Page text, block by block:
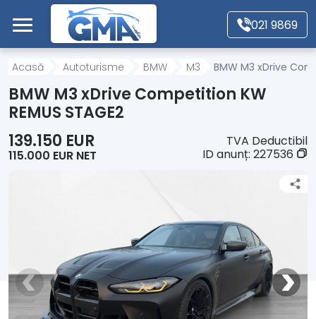
Mergi direct la conținutul principal
021 9869
Acasă
Autoturisme
Motociclete
Despre Noi
Contact
Acasă Autoturisme BMW M3 BMW M3 xDrive
BMW M3 xDrive Competition KW
REMUS STAGE2
139.150 EUR
115.000 EUR NET
TVA Deductibil
ID anunț: 227536